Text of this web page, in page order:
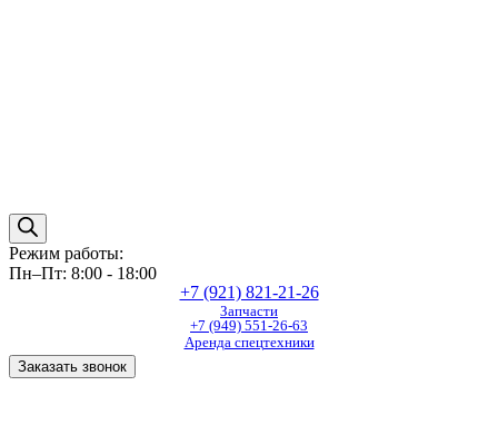
Режим работы:
Пн–Пт: 8:00 - 18:00
+7 (921) 821-21-26
Запчасти
+7 (949) 551-26-63
Аренда спецтехники
Заказать звонок